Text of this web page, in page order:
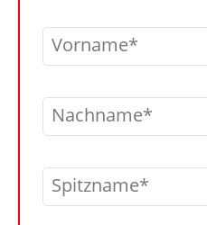
Vorname
Nachname
Spitzname